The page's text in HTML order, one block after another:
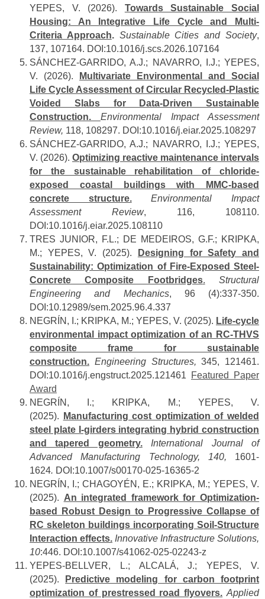
YEPES, V. (2026). Towards Sustainable Social
Housing: An Integrative Life Cycle and Multi-
Criteria Approach. Sustainable Cities and Society,
137, 107164. DOI:10.1016/j.scs.2026.107164
SÁNCHEZ-GARRIDO, A.J.; NAVARRO, I.J.; YEPES,
V. (2026).
Multivariate Environmental and Social
Life Cycle Assessment of Circular Recycled-Plastic
Voided Slabs for Data-Driven Sustainable
Construction. Environmental Impact Assessment
Review, 118, 108297. DOI:10.1016/j.eiar.2025.108297
SÁNCHEZ-GARRIDO, A.J.; NAVARRO, I.J.; YEPES,
V. (2026). Optimizing reactive maintenance intervals
for the sustainable rehabilitation of chloride-
exposed coastal buildings with MMC-based
concrete structure.
Environmental Impact
Assessment Review, 116, 108110.
DOI:10.1016/j.eiar.2025.108110
TRES JUNIOR, F.L.; DE MEDEIROS, G.F.; KRIPKA,
M.; YEPES, V. (2025).
Designing for Safety and
Sustainability: Optimization of Fire-Exposed Steel-
Concrete Composite Footbridges.
Structural
Engineering and Mechanics, 96 (4):337-350.
DOI:10.12989/sem.2025.96.4.337
NEGRÍN, I.; KRIPKA, M.; YEPES, V. (2025). Life-cycle
environmental impact optimization of an RC-THVS
composite frame for sustainable
construction. Engineering Structures,345, 121461.
DOI:10.1016/j.engstruct.2025.121461
Featured Paper
Award
NEGRÍN, I.; KRIPKA, M.; YEPES, V.
(2025).
Manufacturing cost optimization of welded
steel plate I-girders integrating hybrid construction
and tapered geometry.International Journal of
Advanced Manufacturing Technology, 140, 1601-
1624. DOI:10.1007/s00170-025-16365-2
NEGRÍN, I.; CHAGOYÉN, E.; KRIPKA, M.; YEPES, V.
(2025). An integrated framework for Optimization-
based Robust Design to Progressive Collapse of
RC skeleton buildings incorporating Soil-Structure
Interaction effects. Innovative Infrastructure Solutions,
10:446. DOI:10.1007/s41062-025-02243-z
YEPES-BELLVER, L.; ALCALÁ, J.; YEPES, V.
(2025).
Predictive modeling for carbon footprint
optimization of prestressed road flyovers. Applied